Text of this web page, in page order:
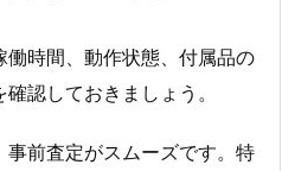
働時間、動作状態、付属品の
認しておきましょう。
前査定がスムーズです。特